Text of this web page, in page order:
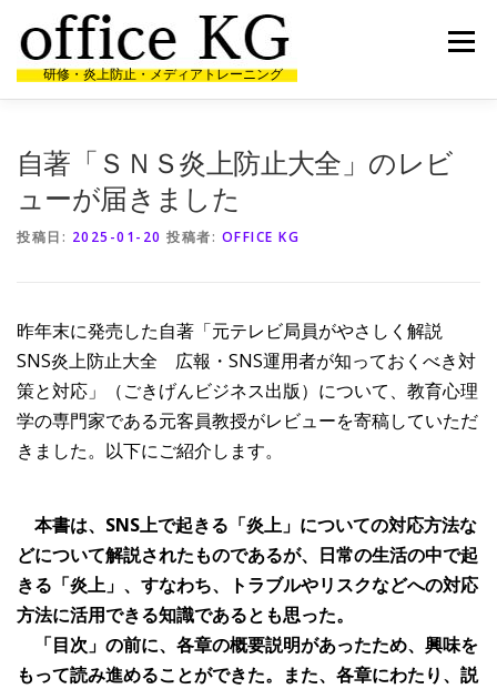
ツ
研修・炎上防止・メディアトレーニング
メニュー
自著「ＳＮＳ炎上防止大全」のレビ
ューが届きました
投稿日: 2025-01-20 投稿者: OFFICE KG
昨年末に発売した自著「元テレビ局員がやさしく解説
SNS炎上防止大全 広報・SNS運用者が知っておくべき対
策と対応」（ごきげんビジネス出版）について、教育心理
学の専門家である元客員教授がレビューを寄稿していただ
きました。以下にご紹介します。
本書は、SNS上で起きる「炎上」についての対応方法な
どについて解説されたものであるが、日常の生活の中で起
きる「炎上」、すなわち、トラブルやリスクなどへの対応
方法に活用できる知識であるとも思った。
「目次」の前に、各章の概要説明があったため、興味を
もって読み進めることができた。また、各章にわたり、説